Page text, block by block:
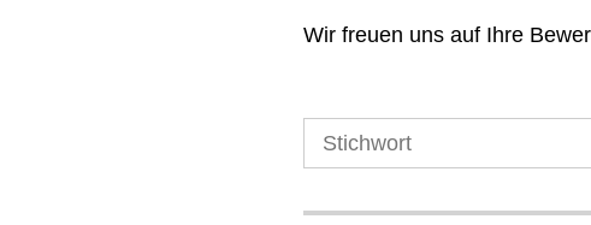
Wir freuen uns auf Ihre